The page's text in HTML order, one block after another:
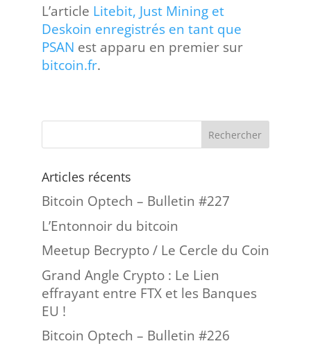
L’article Litebit, Just Mining et
Deskoin enregistrés en tant que
PSAN est apparu en premier sur
bitcoin.fr.
Articles récents
Bitcoin Optech – Bulletin #227
L’Entonnoir du bitcoin
Meetup Becrypto / Le Cercle du Coin
Grand Angle Crypto : Le Lien
effrayant entre FTX et les Banques
EU !
Bitcoin Optech – Bulletin #226